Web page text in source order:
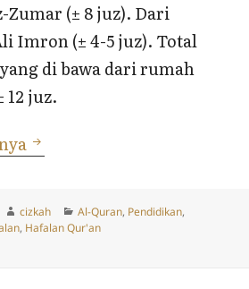
Zumar (± 8 juz). Dari
Imron (± 4-5 juz). Total
di bawa dari rumah
juz.
Jadwal Nambah Hafalan
Author
cizkah Categories
Al-Quran, Pendidikan,
, Hafalan Qur'an
Nambah Hafalan dan Muroja’ah Thoriq